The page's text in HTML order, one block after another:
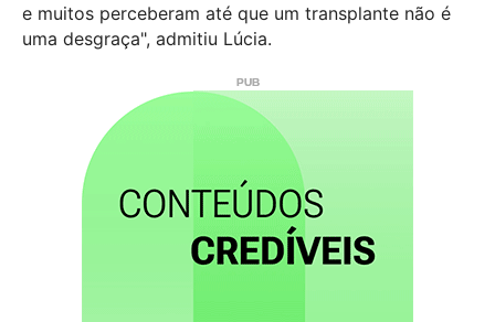
e muitos perceberam até que um transplante não é
uma desgraça", admitiu Lúcia.